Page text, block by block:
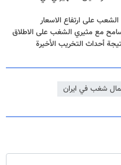
على ارتفاع الاسعار
مع مثيري الشغب على الاطلاق
أحداث التخريب الأخيرة
شغب في ايران